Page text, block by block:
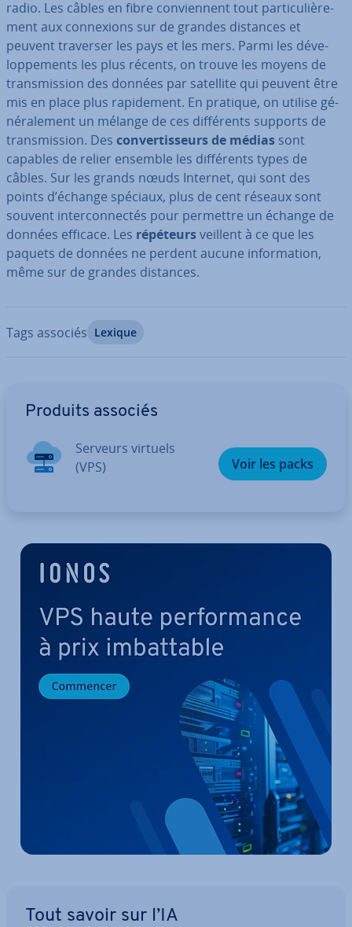
radio. Les câbles en fibre con­vien­nent tout par­ti­cu­liè­re­
ment aux con­nexions sur de grandes distances et
peuvent traverser les pays et les mers. Parmi les dé­ve­
lop­pe­ments les plus récents, on trouve les moyens de
trans­mis­sion des données par satellite qui peuvent être
mis en place plus ra­pi­de­ment. En pratique, on utilise gé­
né­ra­le­ment un mélange de ces dif­fé­rents supports de
trans­mis­sion. Des con­ver­tis­seurs de médias sont
capables de relier ensemble les dif­fé­rents types de
câbles. Sur les grands nœuds Internet, qui sont des
points d’échange spéciaux, plus de cent réseaux sont
souvent in­ter­con­nec­tés pour permettre un échange de
données efficace. Les répéteursveillent à ce que les
paquets de données ne perdent aucune in­for­ma­tion,
même sur de grandes distances.
Tags associés Lexique
Produits associés
Serveurs virtuels
(VPS)
Voir les packs
Tout savoir sur l’IA